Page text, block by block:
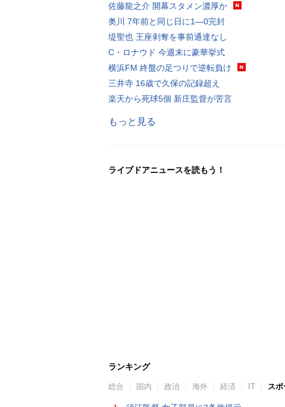
佐藤龍之介 開幕スタメン濃厚か
奥川 7年前と同じ日に1―0完封
堤聖也 王座剥奪を事前通達なし
C・ロナウド 今週末に豪華挙式
横浜FM 終盤の足つりで逆転負け
三井寺 16歳で久保の記録超え
楽天から死球5個 新庄監督が苦言
もっと見る
ライブドアニュースを読もう！
ランキング
総合 国内 政治 海外 経済 IT ス